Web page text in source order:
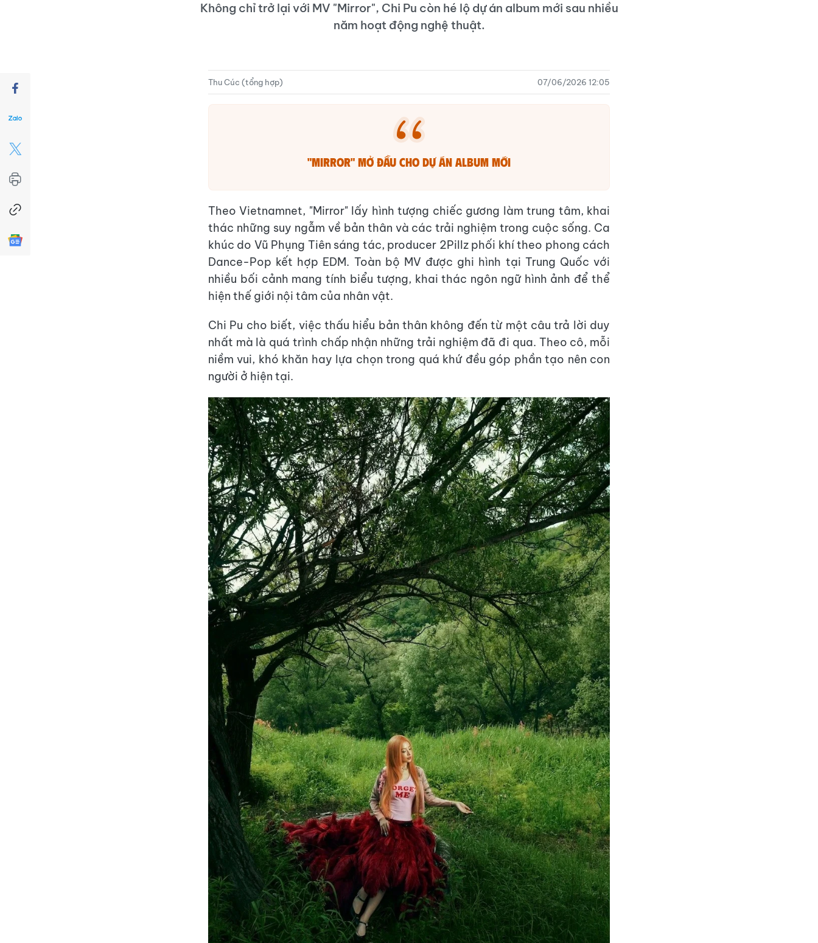
Không chỉ trở lại với MV "Mirror", Chi Pu còn hé lộ dự án album mới sau nhiều
năm hoạt động nghệ thuật.
Thu Cúc (tổng hợp) 07/06/2026 12:05
"Mirror" mở đầu cho dự án album mới
Theo Vietnamnet, "Mirror" lấy hình tượng chiếc gương làm trung tâm, khai
thác những suy ngẫm về bản thân và các trải nghiệm trong cuộc sống. Ca
khúc do Vũ Phụng Tiên sáng tác, producer 2Pillz phối khí theo phong cách
Dance-Pop kết hợp EDM. Toàn bộ MV được ghi hình tại Trung Quốc với
nhiều bối cảnh mang tính biểu tượng, khai thác ngôn ngữ hình ảnh để thể
hiện thế giới nội tâm của nhân vật.
Chi Pu cho biết, việc thấu hiểu bản thân không đến từ một câu trả lời duy
nhất mà là quá trình chấp nhận những trải nghiệm đã đi qua. Theo cô, mỗi
niềm vui, khó khăn hay lựa chọn trong quá khứ đều góp phần tạo nên con
người ở hiện tại.